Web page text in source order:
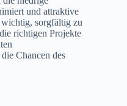
und attraktive
sorgfältig zu
richtigen Projekte
Chancen des